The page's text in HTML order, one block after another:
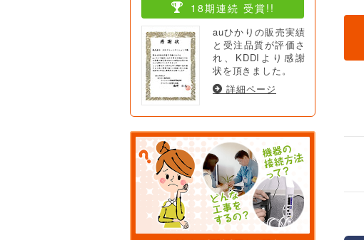
18期連続 受賞!!
auひかりの販売実績
と受注品質が評価さ
れ、KDDIより感謝
状を頂きました。
詳細ページ